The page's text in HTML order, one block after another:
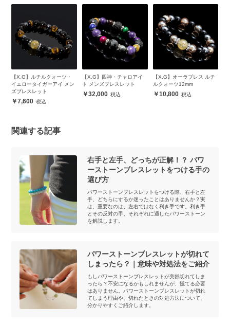
【X.G】ルチルクォーツ・
イエロータイガーアイ メン
ズブレスレット
7,600
【X.G】四神・チャロアイ
ト メンズブレスレット
32,000
【X.G】オーラブレス ルチ
ルクォーツ12mm
10,800
関連する記事
右手と左手、どっちが正解！？ パワ
ーストーンブレスレットをつける手の
選び方
パワーストーンブレスレットをつける際、右手と左
手、どちらにするか迷ったことはありませんか？実
は、重要なのは、左右ではなく利き手です。利き手
とその反対の手、それぞれに適したパワーストーン
を解説します。
パワーストーンブレスレットが切れて
しまったら？｜意味や対処法をご紹介
もしパワーストーンブレスレットが突然切れてしま
ったら？不安になるかもしれませんが、慌てる必要
はありません。パワーストーンブレスレットが切れ
てしまう理由や、切れたときの対処方法について、
分かりやすくご紹介します。